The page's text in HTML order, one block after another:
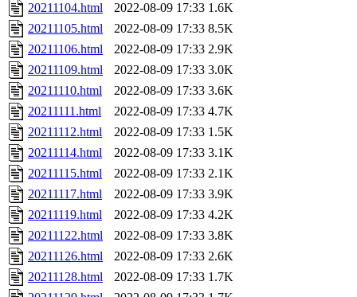
20211104.html
2022-08-09 17:33 1.6K
20211105.html
2022-08-09 17:33 8.5K
20211106.html
2022-08-09 17:33 2.9K
20211109.html
2022-08-09 17:33 3.0K
20211110.html
2022-08-09 17:33 3.6K
20211111.html
2022-08-09 17:33 4.7K
20211112.html
2022-08-09 17:33 1.5K
20211114.html
2022-08-09 17:33 3.1K
20211115.html
2022-08-09 17:33 2.1K
20211117.html
2022-08-09 17:33 3.9K
20211119.html
2022-08-09 17:33 4.2K
20211122.html
2022-08-09 17:33 3.8K
20211126.html
2022-08-09 17:33 2.6K
20211128.html
2022-08-09 17:33 1.7K